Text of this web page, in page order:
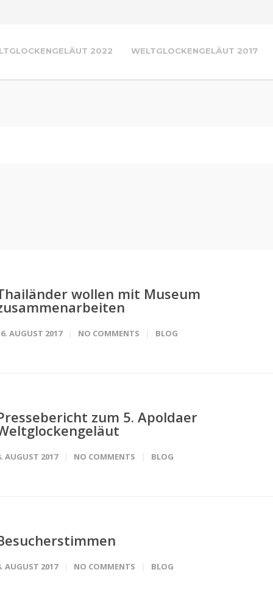
2022 WELTGLOCKENGELÄUT 2017
wollen mit Museum
AUGUST 2017 NO COMMENTS BLOG
zum 5. Apoldaer
AUGUST 2017 NO COMMENTS BLOG
AUGUST 2017 NO COMMENTS BLOG